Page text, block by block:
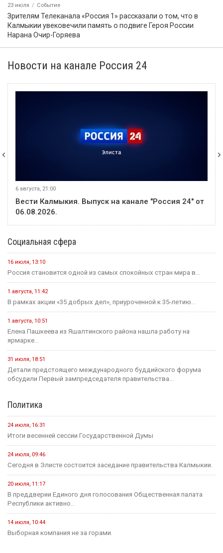
23 июля Событие
Зрителям Телеканала «Россия 1» рассказали о том, что в
Калмыкии увековечили память о подвиге Героя России
Нарана Очир-Горяева
Новости на канале Россия 24
6 августа, 21:00
Вести Калмыкия. Выпуск на канале "Россия 24" от
06.08.2026.
Социальная сфера
16 июля, 13:10
Россия становится одной из самых спокойных стран мира в...
1 августа, 11:42
В рамках акции «35 добрых дел», приуроченной к 35-летию...
1 августа, 10:51
Елена Пашкеева из Яшалтинского района нашла работу на
ярмарке...
31 июля, 18:51
Детали предстоящего международного буддийского форума
обсудили Первый зампредседателя правительства...
Политика
24 июля, 16:31
Итоги весенней сессии Государственной Думы
24 июля, 09:46
Сегодня в Элисте состоится заседание правительства Калмыкии.
20 июля, 11:17
В преддверии Единого дня голосования Общественная палата
Республики активно...
14 июля, 10:44
Выборная компания не за горами.